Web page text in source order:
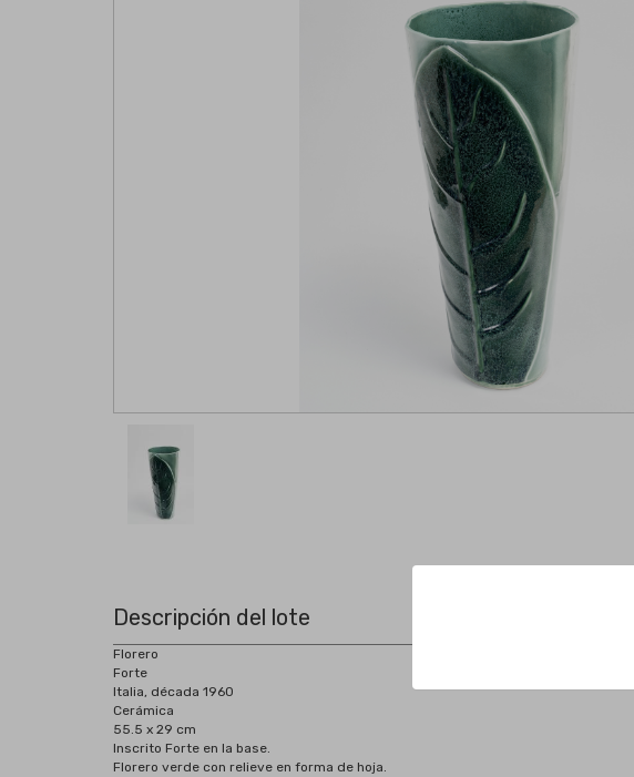
Descripción del lote
Florero
Forte
Italia, década 1960
Cerámica
55.5 x 29 cm
Inscrito Forte en la base.
Florero verde con relieve en forma de hoja.